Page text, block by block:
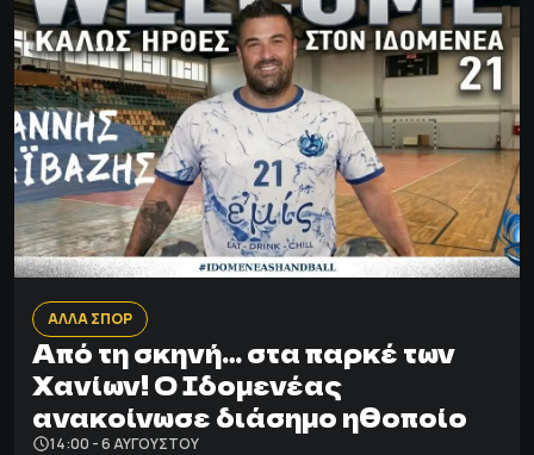
ΑΛΛΑ ΣΠΟΡ
Από τη σκηνή… στα παρκέ των
Χανίων! Ο Ιδομενέας
ανακοίνωσε διάσημο ηθοποίο
14:00 - 6 ΑΥΓΟΎΣΤΟΥ